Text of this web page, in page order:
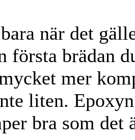
när det
första brädan
mer
liten.
bra som det